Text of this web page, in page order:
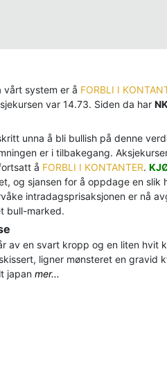
vårt system er å FORBLI I
var 14.73. Siden da har
unna å bli bullish på denne
er i tilbakegang.
å FORBLI I KONTANTER.
og sjansen for å oppdage en
intradagsprisaksjonen er nå
bull-marked.
av en svart kropp og en liten hvit
ligner mønsteret en gravid
japan mer...